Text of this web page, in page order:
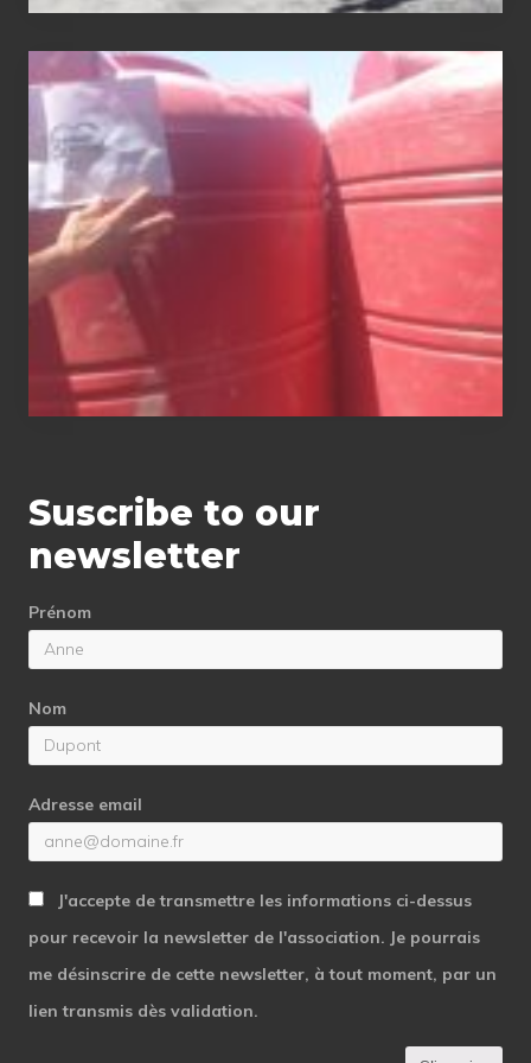
Distribution
of
water tanks
Suscribe to our
newsletter
Prénom
Nom
Adresse email
J'accepte de transmettre les informations ci-dessus
pour recevoir la newsletter de l'association. Je pourrais
me désinscrire de cette newsletter, à tout moment, par un
lien transmis dès validation.